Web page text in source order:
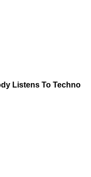
Listens To Techno